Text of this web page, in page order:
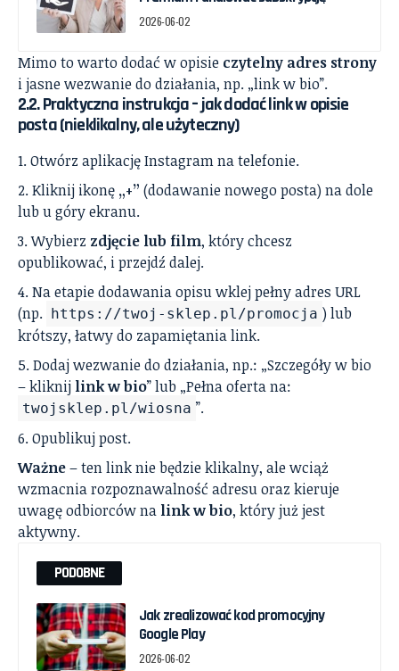
2026-06-02
Mimo to warto dodać w opisie czytelny adres strony
i jasne wezwanie do działania, np. „link w bio”.
2.2. Praktyczna instrukcja – jak dodać link w opisie
posta (nieklikalny, ale użyteczny)
Otwórz aplikację Instagram na telefonie.
Kliknij ikonę „+” (dodawanie nowego posta) na dole
lub u góry ekranu.
Wybierz zdjęcie lub film, który chcesz
opublikować, i przejdź dalej.
Na etapie dodawania opisu wklej pełny adres URL
(np. https://twoj-sklep.pl/promocja ) lub
krótszy, łatwy do zapamiętania link.
Dodaj wezwanie do działania, np.: „Szczegóły w bio
– kliknij link w bio” lub „Pełna oferta na:
twojsklep.pl/wiosna ”.
Opublikuj post.
Ważne– ten link nie będzie klikalny, ale wciąż
wzmacnia rozpoznawalność adresu oraz kieruje
uwagę odbiorców na link w bio, który już jest
aktywny.
PODOBNE
Jak zrealizować kod promocyjny
Google Play
2026-06-02